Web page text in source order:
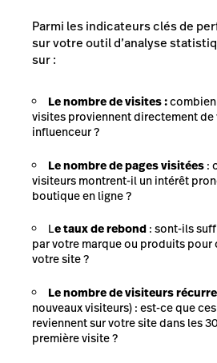
Parmi les indicateurs clés de
sur votre outil d’analyse
sur :
Le nombre de visites :
visites proviennent directement
influenceur ?
Le nombre de pages visitées :
visiteurs montrent-il un intérêt
boutique en ligne ?
Le taux de rebond : sont-ils
par votre marque ou produits
votre site ?
Le nombre de visiteurs
nouveaux visiteurs) : est-ce que
reviennent sur votre site dans les
première visite ?